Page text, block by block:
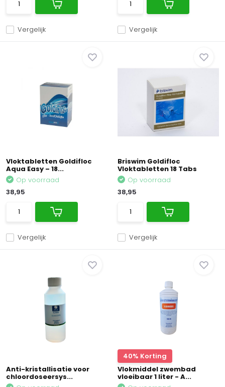
Vergelijk Vergelijk
Vloktabletten Goldifloc
Aqua Easy – 18...
Vergelijk
Op voorraad
38,95
Briswim Goldifloc
Vloktabletten 18 Tabs
Vergelijk
Op voorraad
38,95
Anti-kristallisatie voor
chloordoseersys...
40% Korting
Vlokmiddel zwembad
vloeibaar 1 liter - A...